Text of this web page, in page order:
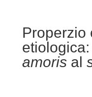
Properzio
amorisal